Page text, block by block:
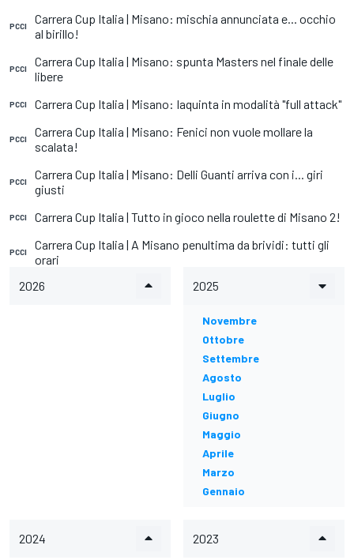
PCCI
Carrera Cup Italia | Misano: mischia annunciata e... occhio
al birillo!
PCCI
Carrera Cup Italia | Misano: spunta Masters nel finale delle
libere
PCCI Carrera Cup Italia | Misano: Iaquinta in modalità "full attack"
PCCI
Carrera Cup Italia | Misano: Fenici non vuole mollare la
scalata!
PCCI
Carrera Cup Italia | Misano: Delli Guanti arriva con i... giri
giusti
PCCI Carrera Cup Italia | Tutto in gioco nella roulette di Misano 2!
PCCI
Carrera Cup Italia | A Misano penultima da brividi: tutti gli
orari
2026
2025
Novembre
Ottobre
Settembre
Agosto
Luglio
Giugno
Maggio
Aprile
Marzo
Gennaio
2024 2023